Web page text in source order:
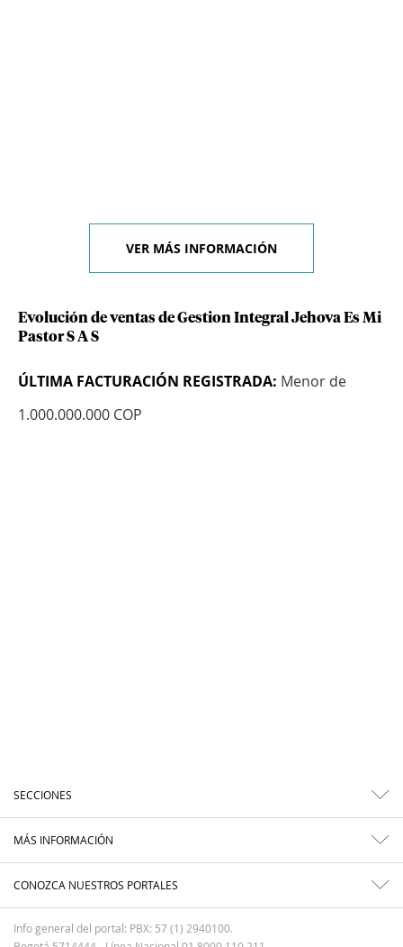
VER MÁS INFORMACIÓN
Evolución de ventas de Gestion Integral Jehova Es Mi
Pastor S A S
ÚLTIMA FACTURACIÓN REGISTRADA: Menor de
1.000.000.000 COP
SECCIONES
MÁS INFORMACIÓN
CONOZCA NUESTROS PORTALES
Info general del portal: PBX: 57 (1) 2940100.